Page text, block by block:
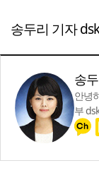
송두리 기자
송
안녕
부